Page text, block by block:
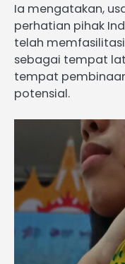
Ia mengatakan,
perhatian pihak
telah
sebagai tempat
tempat
potensial.